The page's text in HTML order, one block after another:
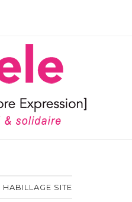
HABILLAGE SITE